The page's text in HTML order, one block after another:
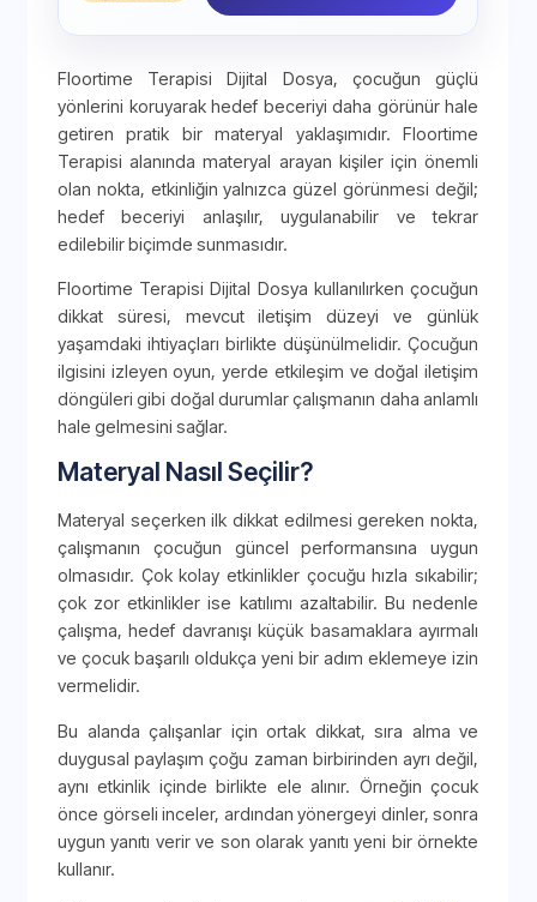
Floortime Terapisi Dijital Dosya, çocuğun güçlü
yönlerini koruyarak hedef beceriyi daha görünür hale
getiren pratik bir materyal yaklaşımıdır. Floortime
Terapisi alanında materyal arayan kişiler için önemli
olan nokta, etkinliğin yalnızca güzel görünmesi değil;
hedef beceriyi anlaşılır, uygulanabilir ve tekrar
edilebilir biçimde sunmasıdır.
Floortime Terapisi Dijital Dosya kullanılırken çocuğun
dikkat süresi, mevcut iletişim düzeyi ve günlük
yaşamdaki ihtiyaçları birlikte düşünülmelidir. Çocuğun
ilgisini izleyen oyun, yerde etkileşim ve doğal iletişim
döngüleri gibi doğal durumlar çalışmanın daha anlamlı
hale gelmesini sağlar.
Materyal Nasıl Seçilir?
Materyal seçerken ilk dikkat edilmesi gereken nokta,
çalışmanın çocuğun güncel performansına uygun
olmasıdır. Çok kolay etkinlikler çocuğu hızla sıkabilir;
çok zor etkinlikler ise katılımı azaltabilir. Bu nedenle
çalışma, hedef davranışı küçük basamaklara ayırmalı
ve çocuk başarılı oldukça yeni bir adım eklemeye izin
vermelidir.
Bu alanda çalışanlar için ortak dikkat, sıra alma ve
duygusal paylaşım çoğu zaman birbirinden ayrı değil,
aynı etkinlik içinde birlikte ele alınır. Örneğin çocuk
önce görseli inceler, ardından yönergeyi dinler, sonra
uygun yanıtı verir ve son olarak yanıtı yeni bir örnekte
kullanır.